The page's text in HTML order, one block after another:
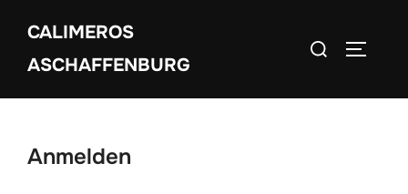
Inhalt
springen
CALIMEROS
ASCHAFFENBURG
Suchen
Anmelden